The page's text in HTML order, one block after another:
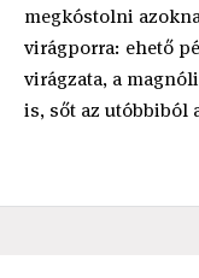
megkóstolni
virágporra: ehető
virágzata, a
is, sőt az utóbbiból